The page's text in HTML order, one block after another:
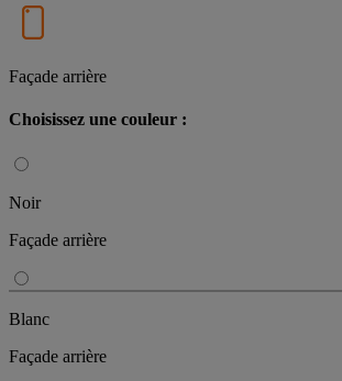
Façade arrière
Choisissez une couleur :
Noir
Façade arrière
Blanc
Façade arrière